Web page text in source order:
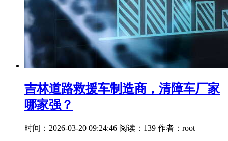
吉林道路救援车制造商，清障车厂家
哪家强？
时间：2026-03-20 09:24:46 阅读：139 作者：root